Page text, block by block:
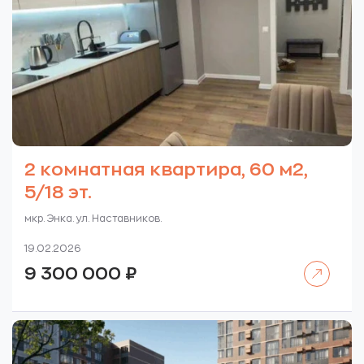
2 комнатная квартира, 60 м2,
5/18 эт.
мкр. Энка. ул. Наставников.
19.02.2026
9 300 000 ₽